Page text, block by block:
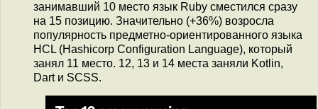
занимавший 10 место язык Ruby сместился сразу
на 15 позицию. Значительно (+36%) возросла
популярность предметно-ориентированного языка
HCL (Hashicorp Configuration Language), который
занял 11 место. 12, 13 и 14 места заняли Kotlin,
Dart и SCSS.